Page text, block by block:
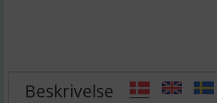
Beskrivelse